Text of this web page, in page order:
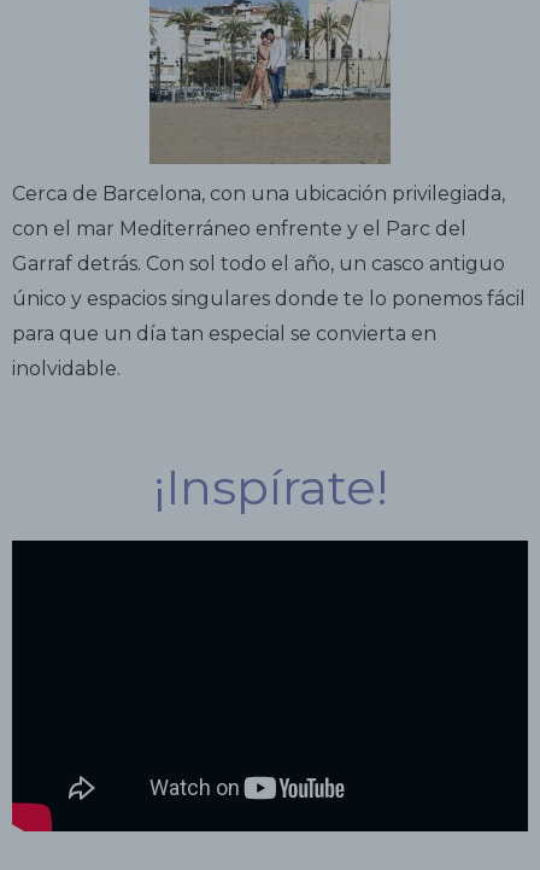
Cerca de Barcelona, con una ubicación privilegiada,
con el mar Mediterráneo enfrente y el Parc del
Garraf detrás. Con sol todo el año, un casco antiguo
único y espacios singulares donde te lo ponemos fácil
para que un día tan especial se convierta en
inolvidable.
¡Inspírate!